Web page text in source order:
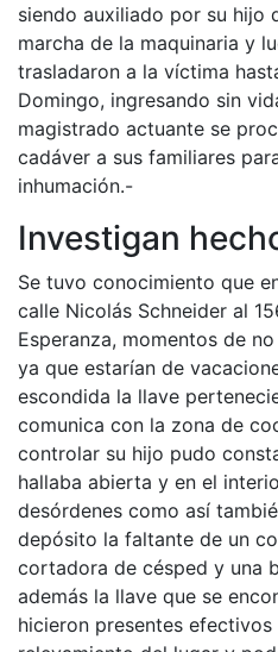
siendo auxiliado por su hijo
marcha de la maquinaria y
trasladaron a la víctima
Domingo, ingresando sin
magistrado actuante se
cadáver a sus familiares
inhumación.-
Investigan
Se tuvo conocimiento que
calle Nicolás Schneider al
Esperanza, momentos de
ya que estarían de
escondida la llave
comunica con la zona de
controlar su hijo pudo
hallaba abierta y en el
desórdenes como así
depósito la faltante de un
cortadora de césped y una
además la llave que se
hicieron presentes